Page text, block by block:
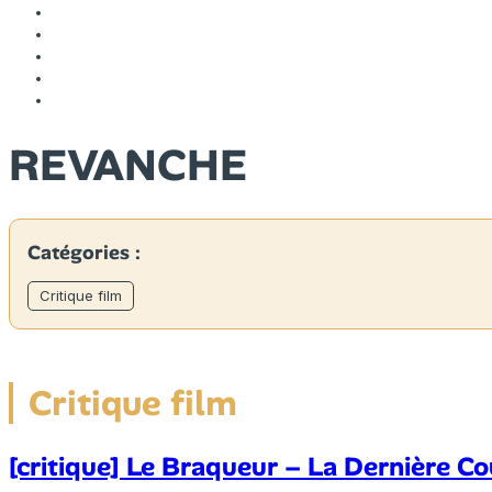
REVANCHE
Catégories :
Critique film
Critique film
[critique] Le Braqueur – La Dernière